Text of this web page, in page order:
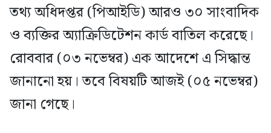
তথ্য অধিদপ্তর (পিআইডি) আরও ৩০ সাংবাদিক
ও ব্যক্তির অ্যাক্রিডিটেশন কার্ড বাতিল করেছে।
রোববার (০৩ নভেম্বর) এক আদেশে এ সিদ্ধান্ত
জানানো হয়। তবে বিষয়টি আজই (০৫ নভেম্বর)
জানা গেছে।